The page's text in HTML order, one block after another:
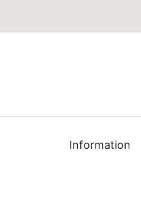
Information